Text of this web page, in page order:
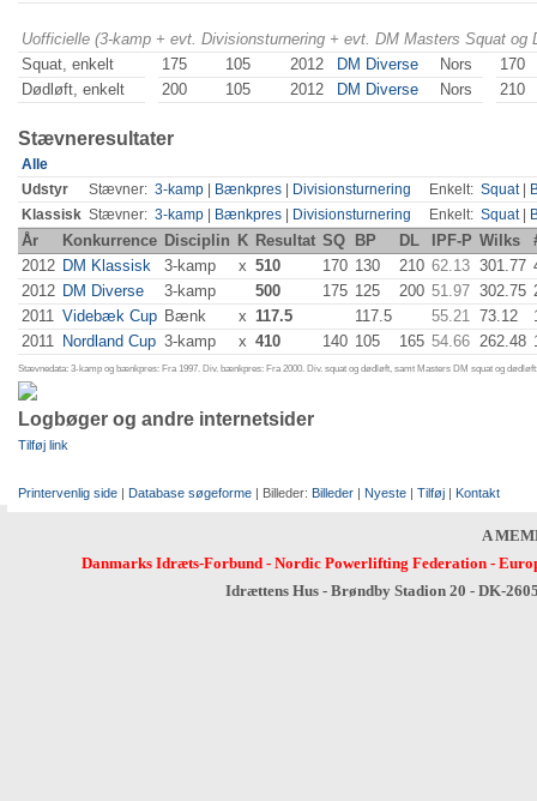
Uofficielle (3-kamp + evt. Divisionsturnering + evt. DM Masters Squat
Squat, enkelt
175 105 2012 DM Diverse Nors
170
Dødløft, enkelt
200 105 2012 DM Diverse Nors 210
Stævneresultater
Alle
Udstyr
Stævner: 3-kamp Bænkpres Divisionsturnering Enkelt: Squat|
Klassisk Stævner: 3-kamp Bænkpres Divisionsturnering Enkelt: Squat|
År Konkurrence Disciplin K Resultat SQ BP DL IPF-P Wilks
2012 DM Klassisk 3-kamp x 510 170 130 210 62.13 301.77
2012 DM Diverse 3-kamp 500 175 125 200 51.97 302.75
2011 Videbæk Cup Bænk x 117.5 117.5 55.21 73.12
2011 Nordland Cup 3-kamp x 410 140 105 165 54.66 262.48
Stævnedata: 3-kamp og bænkpres: Fra 1997. Div. bænkpres: Fra 2000. Div. squat og dødløft, samt Masters DM squat og
Logbøger og andre internetsider
Tilføj link
Printervenlig side | Database søgeforme | Billeder: Billeder | Nyeste | Tilføj | Kontakt
A
Danmarks Idræts-Forbund- Nordic Powerlifting Federation-
Idrættens Hus - Brøndby Stadion 20 - DK-